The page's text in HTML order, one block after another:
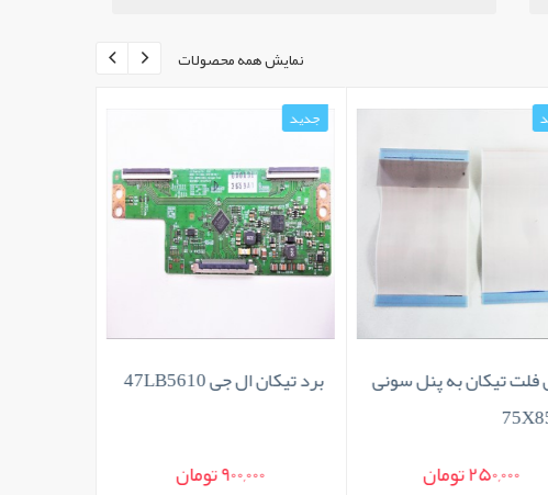
نمایش همه محصولات
فلت تیکان به پنل سونی
250,000 تومان
جدید
برد تیکان ال جی 47LB5610
900,000 تومان